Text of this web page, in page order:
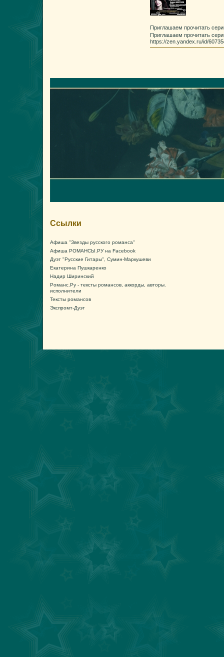
Приглашаем прочитать
Приглашаем прочитать
https://zen.yandex.ru/id/
Ссылки
Афиша "Звезды русского романса"
Афиша РОМАНСЫ.РУ на Facebook
Дуэт "Русские Гитары", Сумин-Маркушеви
Екатерина Пушкаренко
Надир Ширинский
Романс.Ру - тексты романсов, аккорды, авторы.
исполнители
Тексты романсов
Экспромт-Дуэт